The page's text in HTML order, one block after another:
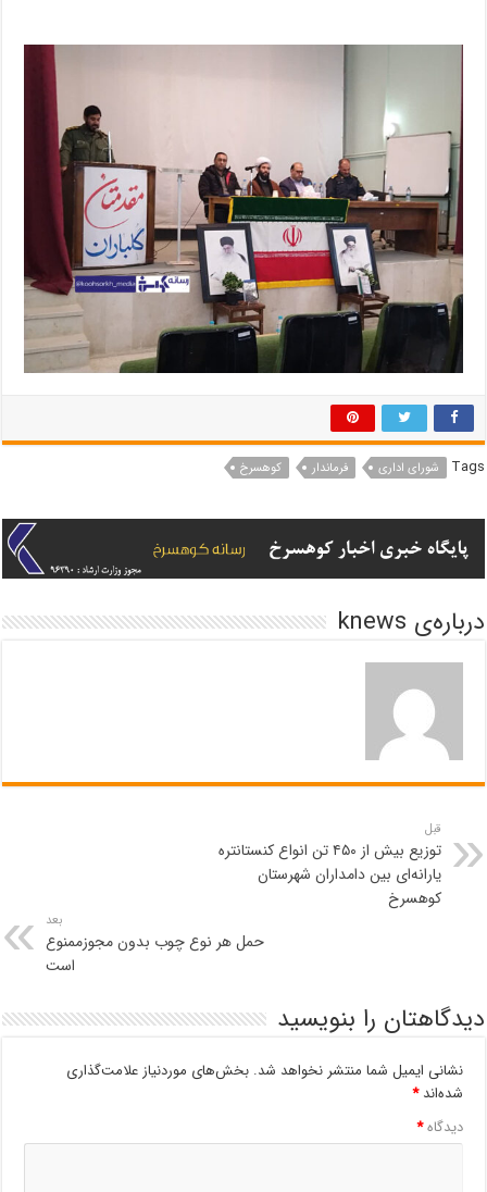
Tags شورای اداری فرماندار کوهسرخ
درباره‌ی knews
قبل
توزیع بیش از ۴۵۰ تن انواع کنستانتره
یارانه‌ای بین دامداران شهرستان
کوهسرخ
بعد
حمل هر نوع چوب بدون مجوزممنوع
است
دیدگاهتان را بنویسید
نشانی ایمیل شما منتشر نخواهد شد. بخش‌های موردنیاز علامت‌گذاری
شده‌اند*
دیدگاه*